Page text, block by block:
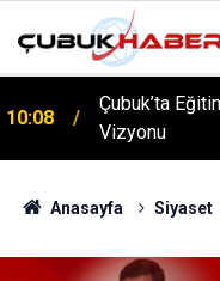
12:06
ÇUBUK’TA
Gönüllerince
Anasayfa Siyaset